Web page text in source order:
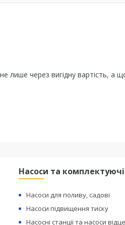
лише через вигідну вартість, а
Насоси та комплектуючі
Насоси для поливу, садові
Насоси підвищення тиску
Насосні станції та насоси